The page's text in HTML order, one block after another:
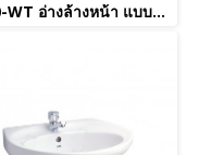
A260-WT อ่างล้างหน้า แบบแขวนผนัง สีขาว